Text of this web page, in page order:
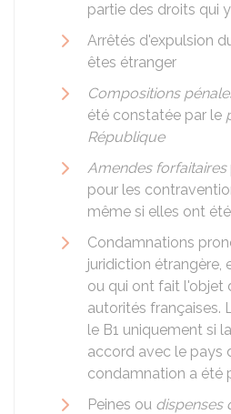
partie des droits qui
Arrêtés d'expulsion
êtes étranger
Compositions
été constatée par le
République
Amendes forfaitaires
pour les
même si elles ont
Condamnations
juridiction étrangère,
ou qui ont fait l'objet
autorités françaises.
le B1 uniquement si
accord avec le pays
condamnation a été
Peines ou dispenses